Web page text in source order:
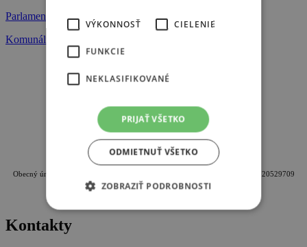
Parlamentné voľby - 5. 3. 2016
Komunálne voľby - 15. 11. 2014
Oficiálna internetová stránka obce Lovča
Obecný úrad Lovča, Geromettova 95, 96621 Lovča, IČO: 00320820, DIČ: 2020529709
Kontakty
VÝKONNOSŤ CIELENIE
FUNKCIE
NEKLASIFIKOVANÉ
PRIJAŤ VŠETKO
ODMIETNUŤ VŠETKO
ZOBRAZIŤ PODROBNOSTI